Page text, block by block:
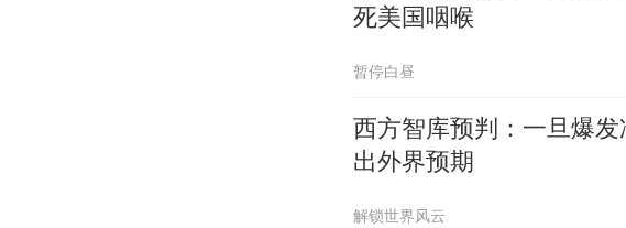
死美国咽喉
暂停白昼
西方智库预判：一旦爆
出外界预期
解锁世界风云